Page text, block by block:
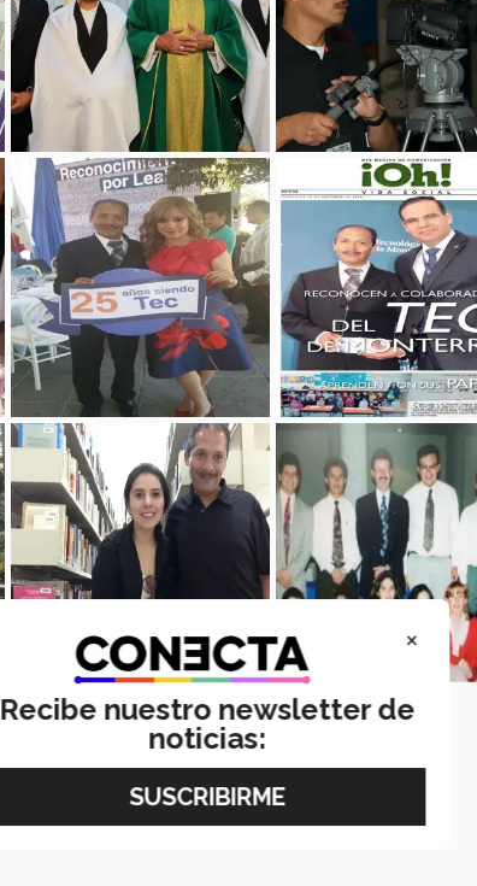
×
Recibe nuestro newsletter de
noticias: